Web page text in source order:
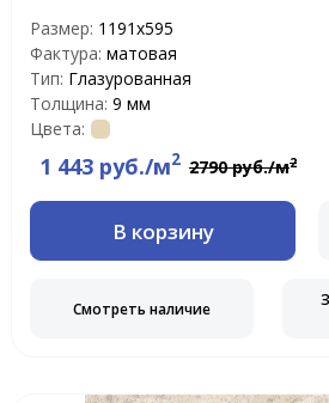
Размер: 1191x595
Фактура: матовая
Тип: Глазурованная
Толщина: 9 мм
Цвета:
1 443 руб./м2 2790 руб./м2
В корзину
Смотреть наличие